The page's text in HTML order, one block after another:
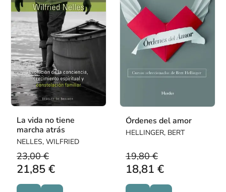
La vida no tiene
marcha atrás
NELLES, WILFRIED
23,00 €
21,85 €
Órdenes del amor
HELLINGER, BERT
19,80 €
18,81 €